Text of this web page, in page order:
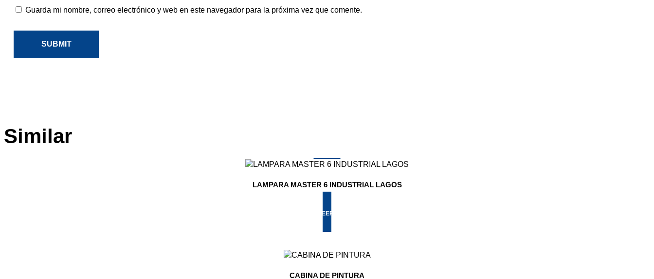
Guarda mi nombre, correo electrónico y web en este navegador para la próxima vez que comente.
SUBMIT
Similar
LAMPARA MASTER 6 INDUSTRIAL LAGOS
LEER MÁS
CABINA DE PINTURA